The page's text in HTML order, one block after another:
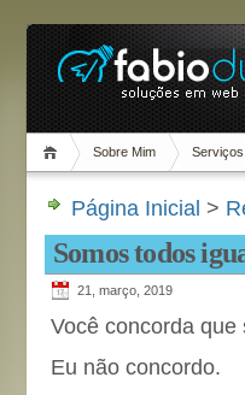
Sobre Mim Serviços
Página Inicial >
Somos todos
21, março, 2019
Você concorda
Eu não concordo.